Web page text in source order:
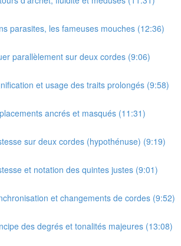
parasites, les fameuses mouches (12:36)
parallèlement sur deux cordes (9:06)
et usage des traits prolongés (9:58)
ancrés et masqués (11:31)
sur deux cordes (hypothénuse) (9:19)
et notation des quintes justes (9:01)
et changements de cordes (9:52)
des degrés et tonalités majeures (13:08)